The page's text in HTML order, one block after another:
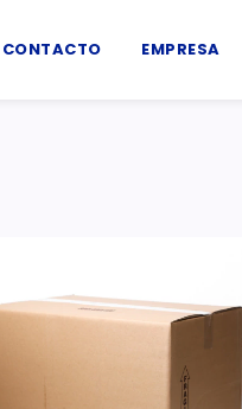
CONTACTO EMPRESA